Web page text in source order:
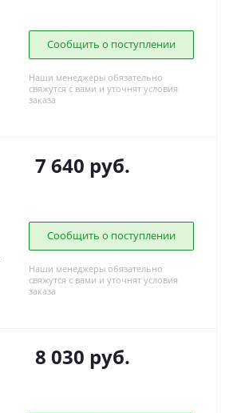
Сообщить о поступлении
Наши менеджеры обязательно
свяжутся с вами и уточнят условия
заказа
7 640 руб.
Сообщить о поступлении
Наши менеджеры обязательно
свяжутся с вами и уточнят условия
заказа
8 030 руб.